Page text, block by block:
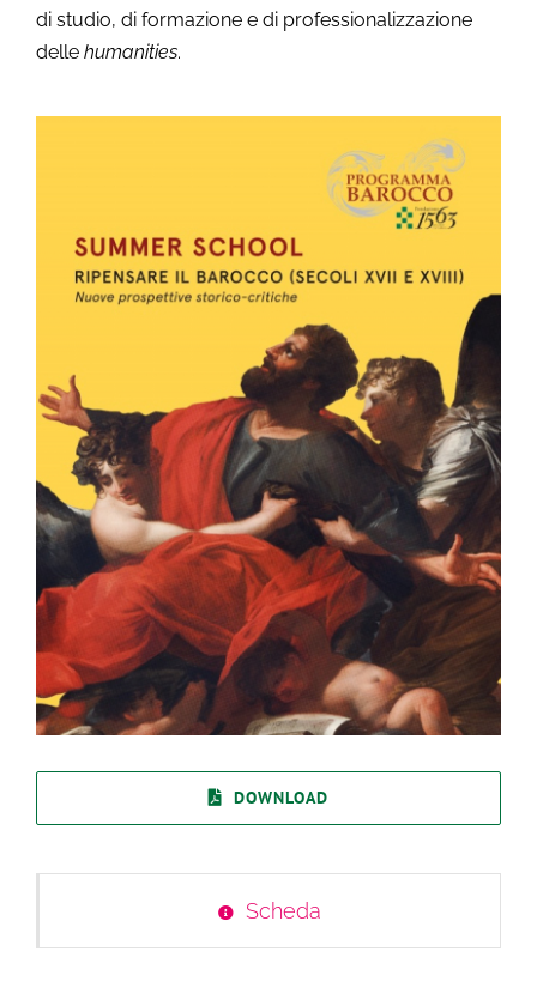
di studio, di formazione e di professionalizzazione
delle humanities.
DOWNLOAD
Scheda